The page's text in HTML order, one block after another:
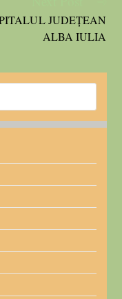
JUDEȚEAN
ALBA IULIA